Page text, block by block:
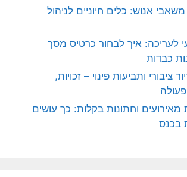
אנוש: כלים חיוניים לניהול
לעריכה: איך לבחור כרטיס מסך
כבדות
ציבורי ותביעות פינוי – זכויות,
מאירועים וחתונות בקלות: כך עושים
בכנס